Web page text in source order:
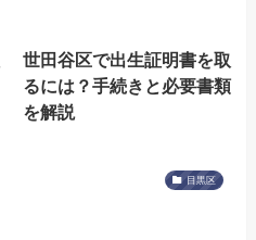
世田谷区で出生証明書を取
るには？手続きと必要書類
を解説
目黒区